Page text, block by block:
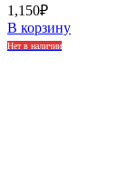
1,150₽
В корзину
Нет в наличии